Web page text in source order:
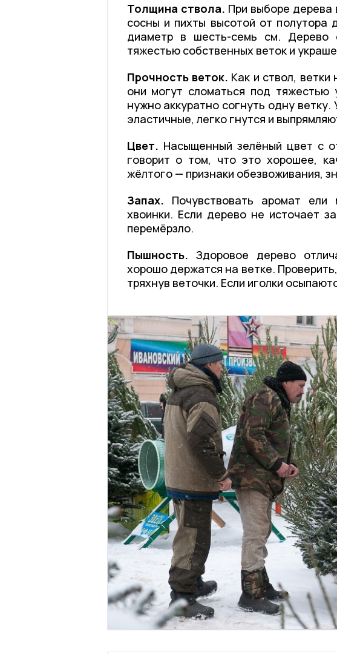
Толщина ствола. При выборе
сосны и пихты высотой от полутора
диаметр в шесть-семь см. Дерево
тяжестью собственных веток и
Прочность веток. Как и ствол,
они могут сломаться под тяжестью
нужно аккуратно согнуть одну
эластичные, легко гнутся и
Цвет. Насыщенный зелёный цвет с
говорит о том, что это хорошее,
жёлтого — признаки обезвоживания,
Запах. Почувствовать аромат
хвоинки. Если дерево не источает
перемёрзло.
Пышность. Здоровое дерево
хорошо держатся на ветке.
тряхнув веточки. Если иголки